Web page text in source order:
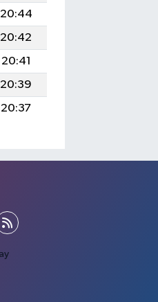
20:44
20:42
20:41
20:39
20:37